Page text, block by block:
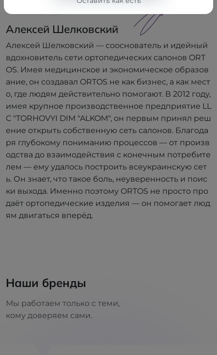
Алексей Шелковский
Алексей Шелковский — сооснователь и идейный
вдохновитель сети ортопедических салонов ORT
OS. Имея медицинское и экономическое образов
ание, он создавал ORTOS не как бизнес, а как мест
о, где людям действительно помогают. В 2012 году,
имея крупное производственное предприятие LL
C "TORHOVYI DIM "ALKOM", он первым принял реш
ение открыть собственную сеть салонов. Благода
ря глубокому пониманию процессов — от произв
одства до взаимодействия с конечным потребите
лем — ему удалось построить всеукраинскую сет
ь. Он знает, что такое боль, неуверенность и поис
ки выхода. Именно поэтому ORTOS не просто про
даёт ортопедические изделия — он помогает люд
ям двигаться вперёд.
Наши бренды
Мы работаем только с теми,
кому доверяем сами.